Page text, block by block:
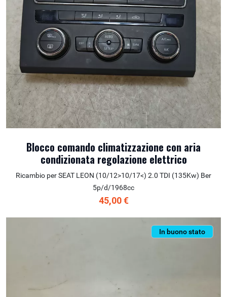
Blocco comando climatizzazione con aria
condizionata regolazione elettrico
Ricambio per SEAT LEON (10/12>10/17<) 2.0 TDI (135Kw) Ber
5p/d/1968cc
45,00 €
In buono stato